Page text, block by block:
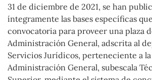
31 de diciembre de 2021, se han
íntegramente las bases específicas
convocatoria para proveer una plaza
Administración General, adscrita al
Servicios Jurídicos, perteneciente a la
Administración General, subescala